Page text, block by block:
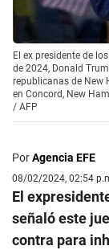
El ex presidente de
de 2024, Donald
republicanas de New
en Concord, New
/ AFP
PorAgencia EFE
08/02/2024, 02:54
El
señaló este
contra para